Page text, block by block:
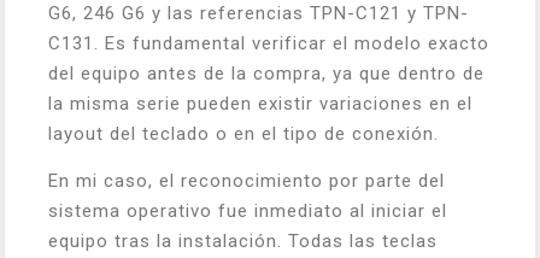
G6, 246 G6 y las referencias TPN-C121 y TPN-
C131. Es fundamental verificar el modelo exacto
del equipo antes de la compra, ya que dentro de
la misma serie pueden existir variaciones en el
layout del teclado o en el tipo de conexión.
En mi caso, el reconocimiento por parte del
sistema operativo fue inmediato al iniciar el
equipo tras la instalación. Todas las teclas